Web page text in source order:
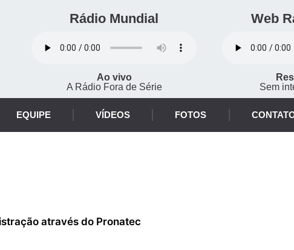
Rádio Mundial
Ao vivo
A Rádio Fora de Série
Web
Sem
EQUIPE VÍDEOS FOTOS
através do Pronatec